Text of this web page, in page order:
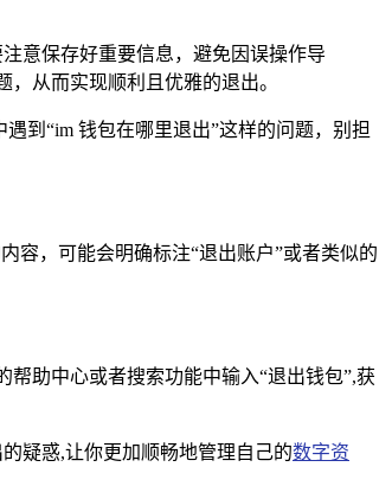
意保存好重要信息，避免因误操作导
从而实现顺利且优雅的退出。
到“im 钱包在哪里退出”这样的问题，别担
容，可能会明确标注“退出账户”或者类似的
助中心或者搜索功能中输入“退出钱包”,获
疑惑,让你更加顺畅地管理自己的数字资